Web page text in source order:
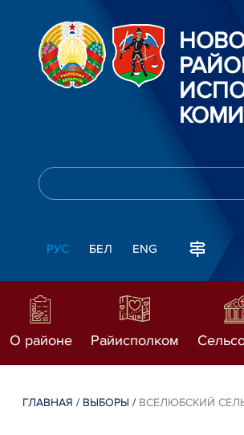
РУС БЕЛ ENG
О районе Райисполком
ГЛАВНАЯ / ВЫБОРЫ / ВСЕЛЮБСКИЙ